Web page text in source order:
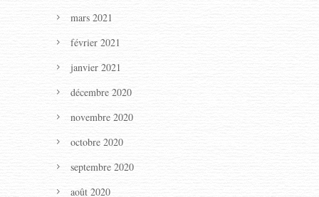
mars 2021
février 2021
janvier 2021
décembre 2020
novembre 2020
octobre 2020
septembre 2020
août 2020